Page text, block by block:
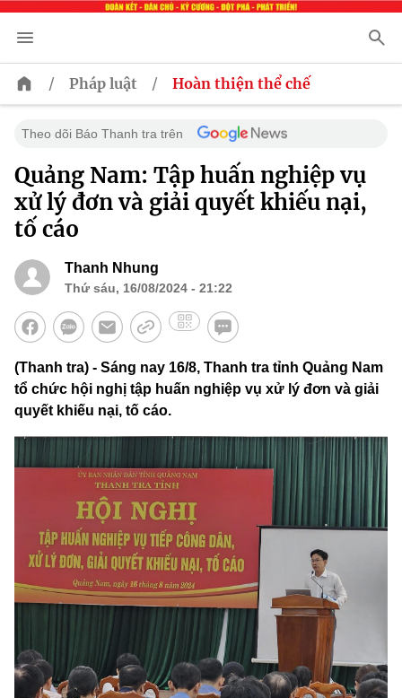
/ Pháp luật / Hoàn thiện thể chế
Theo dõi Báo Thanh tra trên
Quảng Nam: Tập huấn nghiệp vụ
xử lý đơn và giải quyết khiếu nại,
tố cáo
Thanh Nhung
Thứ sáu, 16/08/2024 - 21:22
(Thanh tra) - Sáng nay 16/8, Thanh tra tỉnh Quảng Nam
tổ chức hội nghị tập huấn nghiệp vụ xử lý đơn và giải
quyết khiếu nại, tố cáo.